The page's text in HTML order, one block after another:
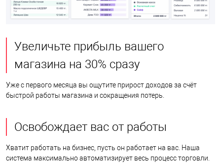
Увеличьте прибыль вашего
магазина на 30% сразу
Уже с первого месяца вы ощутите прирост доходов за счёт
быстрой работы магазина и сокращения потерь.
Освобождает вас от работы
Хватит работать на бизнес, пусть он работает на вас. Наша
система максимально автоматизирует весь процесс торговли.